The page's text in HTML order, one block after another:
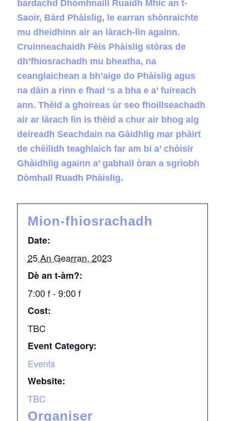
bàrdachd Dhòmhnaill Ruaidh Mhic an t-
Saoir, Bàrd Phàislig, le earran shònraichte
mu dheidhinn air an làrach-lìn againn.
Cruinneachaidh Fèis Phàislig stòras de
dh’fhiosrachadh mu bheatha, na
ceanglaichean a bh’aige do Phàislig agus
na dàin a rinn e fhad ‘s a bha e a’ fuireach
ann. Thèid a ghoireas ùr seo fhoillseachadh
air ar làrach lìn is thèid a chur air bhog aig
deireadh Seachdain na Gàidhlig mar phàirt
de chèilidh teaghlaich far am bi a’ chòisir
Ghàidhlig againn a’ gabhail òran a sgrìobh
Dòmhall Ruadh Phàislig.
Mion-fhiosrachadh
Date:
25 An Gearran, 2023
Dè an t-àm?:
7:00 f - 9:00 f
Cost:
TBC
Event Category:
Events
Website:
TBC
Organiser